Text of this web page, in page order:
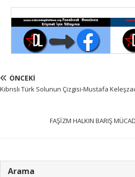
ÖNCEKI
Kıbrıslı Türk Solunun Çizgisi-Mustafa
FAŞİZM HALKIN BARIŞ
Arama